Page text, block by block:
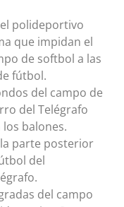
polideportivo
que impidan el
de softbol a las
fútbol.
del campo de
del Telégrafo
balones.
parte posterior
del
del campo